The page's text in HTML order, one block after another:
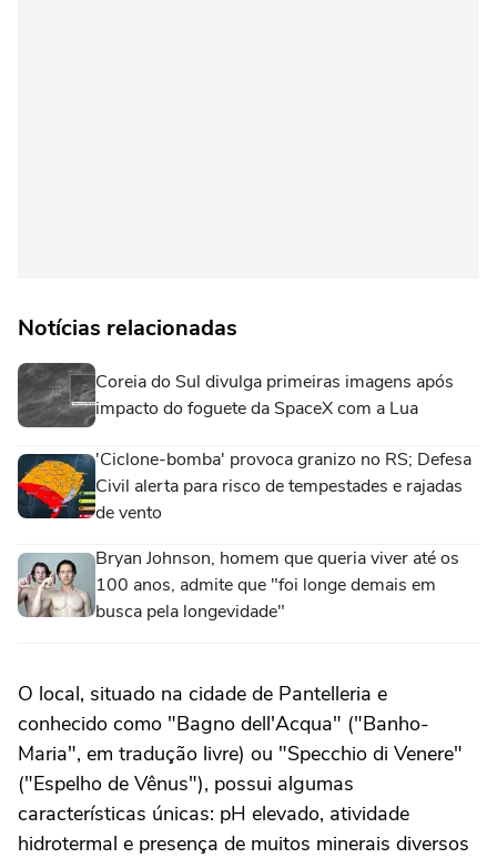
Notícias relacionadas
Coreia do Sul divulga primeiras imagens após
impacto do foguete da SpaceX com a Lua
'Ciclone-bomba' provoca granizo no RS; Defesa
Civil alerta para risco de tempestades e rajadas
de vento
Bryan Johnson, homem que queria viver até os
100 anos, admite que "foi longe demais em
busca pela longevidade"
O local, situado na cidade de Pantelleria e
conhecido como "Bagno dell'Acqua" ("Banho-
Maria", em tradução livre) ou "Specchio di Venere"
("Espelho de Vênus"), possui algumas
características únicas: pH elevado, atividade
hidrotermal e presença de muitos minerais diversos